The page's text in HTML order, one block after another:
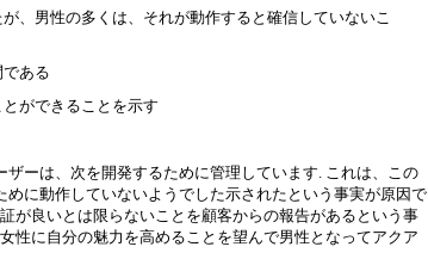
、男性の多くは、それが動作すると確信していないこ
ある
ができることを示す
ーは、次を開発するために管理しています. これは、この
に動作していないようでした示されたという事実が原因で
が良いとは限らないことを顧客からの報告があるという事
性に自分の魅力を高めることを望んで男性となってアクア